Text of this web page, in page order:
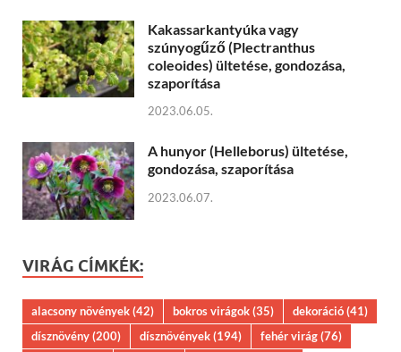
Kakassarkantyúka vagy
szúnyogűző (Plectranthus
coleoides) ültetése, gondozása,
szaporítása
2023.06.05.
A hunyor (Helleborus) ültetése,
gondozása, szaporítása
2023.06.07.
VIRÁG CÍMKÉK:
alacsony növények(42) bokros virágok(35) dekoráció(41)
dísznövény(200) dísznövények(194) fehér virág(76)